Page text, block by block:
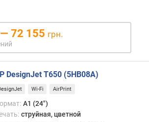
72 155 грн.
DesignJet T650 (5HB08A)
Wi-Fi AirPrint
A1 (24")
струйная, цветной